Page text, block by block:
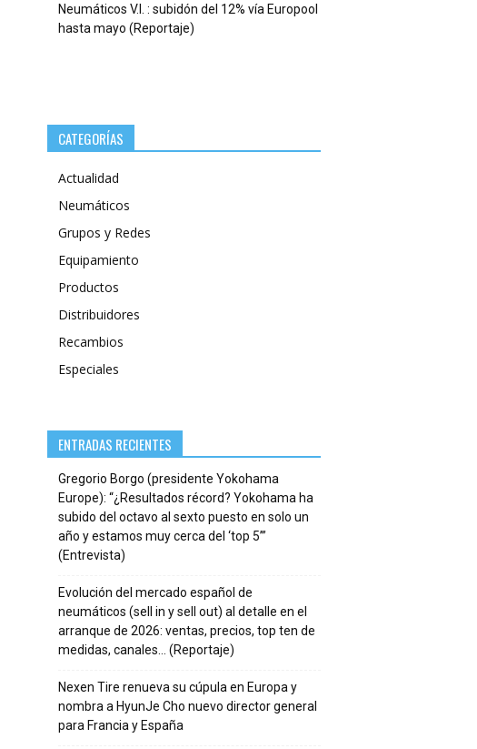
Neumáticos V.I. : subidón del 12% vía Europool
hasta mayo (Reportaje)
CATEGORÍAS
Actualidad
Neumáticos
Grupos y Redes
Equipamiento
Productos
Distribuidores
Recambios
Especiales
ENTRADAS RECIENTES
Gregorio Borgo (presidente Yokohama
Europe): “¿Resultados récord? Yokohama ha
subido del octavo al sexto puesto en solo un
año y estamos muy cerca del ‘top 5’”
(Entrevista)
Evolución del mercado español de
neumáticos (sell in y sell out) al detalle en el
arranque de 2026: ventas, precios, top ten de
medidas, canales… (Reportaje)
Nexen Tire renueva su cúpula en Europa y
nombra a HyunJe Cho nuevo director general
para Francia y España